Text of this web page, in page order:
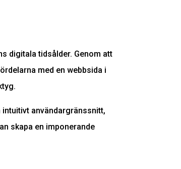
digitala tidsålder. Genom att
med en webbsida i
användargränssnitt,
skapa en imponerande